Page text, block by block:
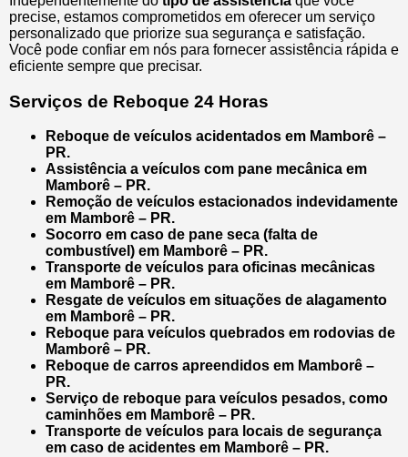
precise, estamos comprometidos em oferecer um serviço
personalizado que priorize sua segurança e satisfação.
Você pode confiar em nós para fornecer assistência rápida e
eficiente sempre que precisar.
Serviços de Reboque 24 Horas
Reboque de veículos acidentados em Mamborê –
PR.
Assistência a veículos com pane mecânica em
Mamborê – PR.
Remoção de veículos estacionados indevidamente
em Mamborê – PR.
Socorro em caso de pane seca (falta de
combustível) em Mamborê – PR.
Transporte de veículos para oficinas mecânicas
em Mamborê – PR.
Resgate de veículos em situações de alagamento
em Mamborê – PR.
Reboque para veículos quebrados em rodovias de
Mamborê – PR.
Reboque de carros apreendidos em Mamborê –
PR.
Serviço de reboque para veículos pesados, como
caminhões em Mamborê – PR.
Transporte de veículos para locais de segurança
em caso de acidentes em Mamborê – PR.